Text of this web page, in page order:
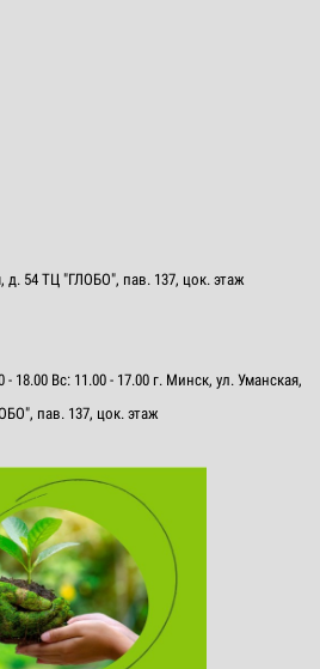
д. 54 ТЦ "ГЛОБО", пав. 137, цок. этаж
- 18.00 Вс: 11.00 - 17.00 г. Минск, ул. Уманская,
пав. 137, цок. этаж